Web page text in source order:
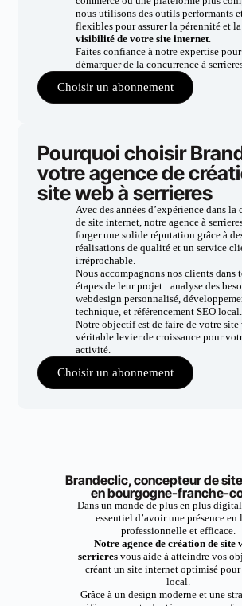
nous utilisons des outils performants
flexibles pour assurer la pérennité et la
visibilité de votre site internet.
Faites confiance à notre expertise
démarquer de la concurrence à
Choisir un abonnement
Pourquoi choisir
votre agence de
site web à serrieres
Avec des années d’expérience dans la
de site internet, notre agence à
forger une solide réputation grâce à
réalisations de qualité et un service
irréprochable.
Nous accompagnons nos clients dans
étapes de leur projet : analyse des
webdesign personnalisé,
technique, et référencement SEO local.
Notre objectif est de faire de votre site
véritable levier de croissance pour
activité.
Choisir un abonnement
Brandeclic, concepteur de
en bourgogne-franche-
Dans un monde de plus en plus
essentiel d’avoir une présence en
professionnelle et efficace.
Notre agence de création de site
serrieresvous aide à atteindre vos
créant un site internet optimisé pour
local.
Grâce à un design moderne et une